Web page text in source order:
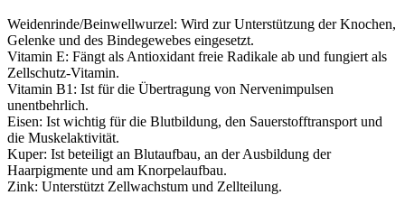
Weidenrinde/Beinwellwurzel: Wird zur Unterstützung der Knochen,
Gelenke und des Bindegewebes eingesetzt.
Vitamin E: Fängt als Antioxidant freie Radikale ab und fungiert als
Zellschutz-Vitamin.
Vitamin B1: Ist für die Übertragung von Nervenimpulsen
unentbehrlich.
Eisen: Ist wichtig für die Blutbildung, den Sauerstofftransport und
die Muskelaktivität.
Kuper: Ist beteiligt an Blutaufbau, an der Ausbildung der
Haarpigmente und am Knorpelaufbau.
Zink: Unterstützt Zellwachstum und Zellteilung.